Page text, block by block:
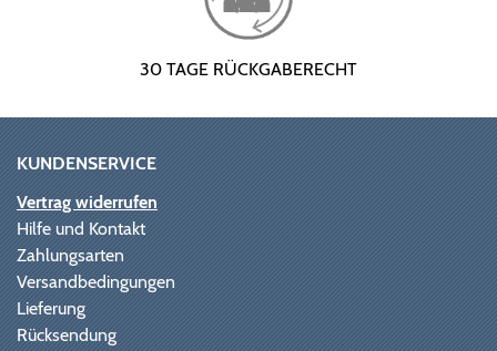
30 TAGE RÜCKGABERECHT
KUNDENSERVICE
Vertrag widerrufen
Hilfe und Kontakt
Zahlungsarten
Versandbedingungen
Lieferung
Rücksendung